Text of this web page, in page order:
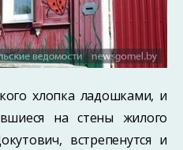
хлопка ладошками, и
на стены жилого
встрепенутся и